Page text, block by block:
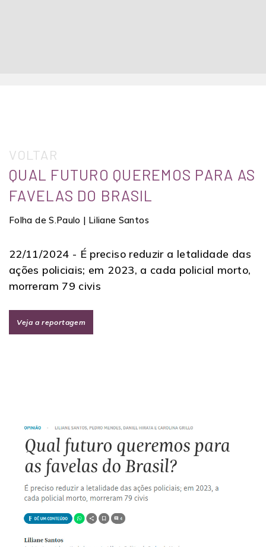
VOLTAR
QUAL FUTURO QUEREMOS PARA AS
FAVELAS DO BRASIL
Folha de S.Paulo | Liliane Santos
22/11/2024 - É preciso reduzir a letalidade das
ações policiais; em 2023, a cada policial morto,
morreram 79 civis
Veja a reportagem